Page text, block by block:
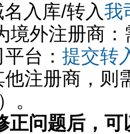
入库/转入我
境外注册商
台： 提交转
注册商，则
。
正问题后，可